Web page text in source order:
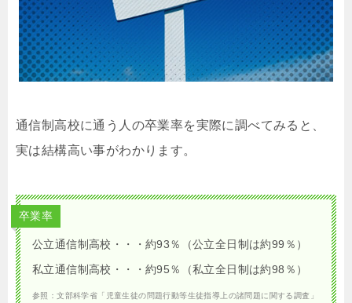
通信制高校に通う人の卒業率を実際に調べてみると、
実は結構高い事がわかります。
卒業率
公立通信制高校・・・約93％（公立全日制は約99％）
私立通信制高校・・・約95％（私立全日制は約98％）
参照：文部科学省「児童生徒の問題行動等生徒指導上の諸問題に関する調査」